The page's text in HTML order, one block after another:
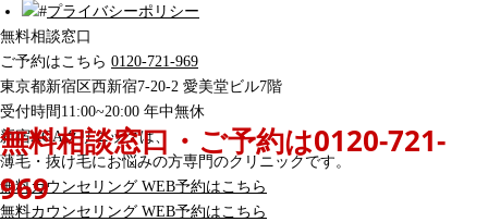
プライバシーポリシー
無料相談窓口
ご予約はこちら 0120-721-969
東京都新宿区西新宿7-20-2 愛美堂ビル7階
受付時間11:00~20:00 年中無休
無料相談窓口・ご予約は0120-721-
969
新宿AGAクリニックは、
薄毛・抜け毛にお悩みの方専門のクリニックです。
無料カウンセリング WEB予約はこちら
無料カウンセリング WEB予約はこちら